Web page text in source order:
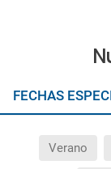
FECHAS
Verano